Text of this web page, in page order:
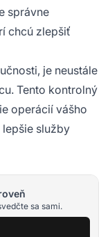
správne
chcú zlepšiť
je neustále
Tento kontrolný
operácií vášho
služby
sa sami.